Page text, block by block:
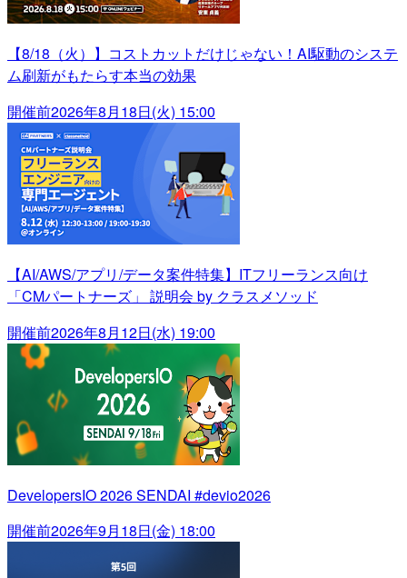
【8/18（火）】コストカットだけじゃない！AI駆動のシステ
ム刷新がもたらす本当の効果
開催前2026年8月18日(火) 15:00
【AI/AWS/アプリ/データ案件特集】ITフリーランス向け
「CMパートナーズ」 説明会 by クラスメソッド
開催前2026年8月12日(水) 19:00
DevelopersIO 2026 SENDAI #devio2026
開催前2026年9月18日(金) 18:00